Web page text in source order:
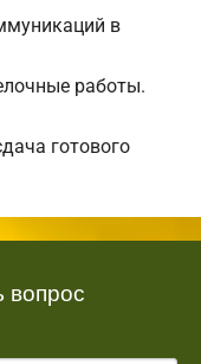
в
работы.
готового
вопрос